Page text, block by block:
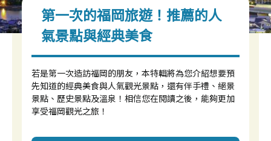
第一次的福岡旅遊！推薦的人
氣景點與經典美食
若是第一次造訪福岡的朋友，本特輯將為您介紹想要預
先知道的經典美食與人氣觀光景點，還有伴手禮、絕景
景點、歷史景點及溫泉！相信您在閱讀之後，能夠更加
享受福岡觀光之旅！